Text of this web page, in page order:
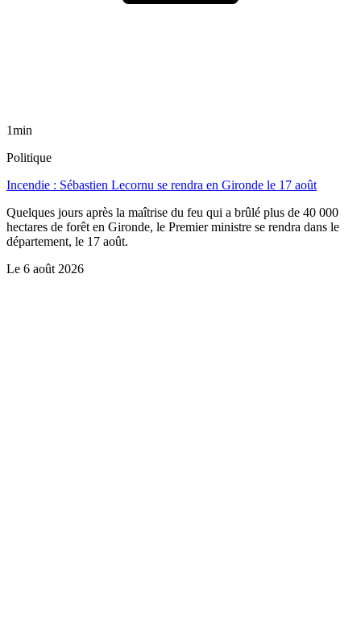
1min
Politique
Incendie : Sébastien Lecornu se rendra en Gironde le 17 août
Quelques jours après la maîtrise du feu qui a brûlé plus de 40 000
hectares de forêt en Gironde, le Premier ministre se rendra dans le
département, le 17 août.
Le 6 août 2026